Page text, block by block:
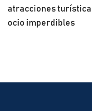
atracciones
ocio imperdibles